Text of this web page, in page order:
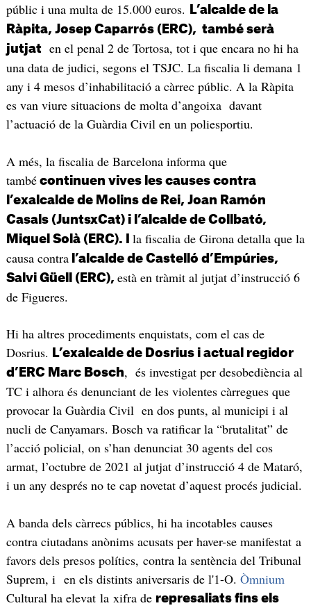
públic i una multa de 15.000 euros.
L’alcalde de la
Ràpita, Josep Caparrós (ERC), també serà
jutjaten el penal 2 de Tortosa, tot i que encara no hi ha
una data de judici, segons el TSJC. La fiscalia li demana 1
any i 4 mesos d’inhabilitació a càrrec públic. A la Ràpita
es van viure situacions de molta d’angoixa davant
l’actuació de la Guàrdia Civil en un poliesportiu.
A més, la fiscalia de Barcelona informa que
tambécontinuen vives les causes contra
l’exalcalde de Molins de Rei, Joan Ramón
Casals (JuntsxCat) i l’alcalde de Collbató,
Miquel Solà (ERC). I la fiscalia de Girona detalla que la
causa contral’alcalde de Castelló d’Empúries,
Salvi Güell (ERC), està en tràmit al jutjat d’instrucció 6
de Figueres.
Hi ha altres procediments enquistats, com el cas de
Dosrius.
L’exalcalde de Dosrius i actual regidor
d’ERC Marc Bosch, és investigat per desobediència al
TC i alhora és denunciant de les violentes càrregues que
provocar la Guàrdia Civil en dos punts, al municipi i al
nucli de Canyamars. Bosch va ratificar la “brutalitat” de
l’acció policial, on s’han denunciat 30 agents del cos
armat, l’octubre de 2021 al jutjat d’instrucció 4 de Mataró,
i un any després no te cap novetat d’aquest procés judicial.
A banda dels càrrecs públics, hi ha incotables causes
contra ciutadans anònims acusats per haver-se manifestat a
favors dels presos polítics, contra la sentència del Tribunal
Suprem, i en els distints aniversaris de l'1-O. Òmnium
Cultural ha elevat la xifra de represaliats fins els